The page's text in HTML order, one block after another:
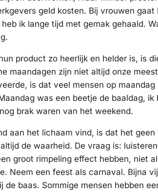
geld kosten. Bij vrouwen
ik lange tijd met gemak gehaald.
product zo heerlijk en helder is, is
maandagen zijn niet altijd onze
is dat veel mensen op
was een beetje de baaldag,
brak waren van het weekend.
aan het lichaam vind, is dat het
de waarheid. De vraag is:
groot rimpeling effect hebben, niet
Neem een feest als carnaval. Bijna
baas. Sommige mensen hebben